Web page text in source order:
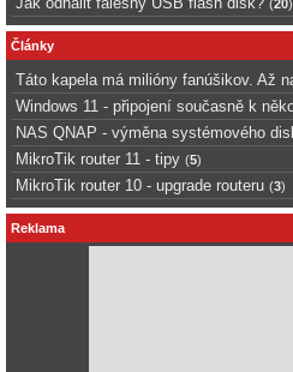
(20)
Články
Táto kapela má milióny fanúšikov. Až
Windows 11 - připojení současně k
NAS QNAP - výměna systémového
MikroTik router 11 - tipy (5)
MikroTik router 10 - upgrade routeru (3)
Reklama